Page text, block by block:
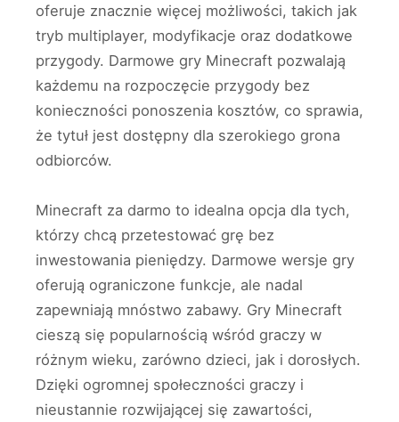
oferuje znacznie więcej możliwości, takich jak
tryb multiplayer, modyfikacje oraz dodatkowe
przygody. Darmowe gry Minecraft pozwalają
każdemu na rozpoczęcie przygody bez
konieczności ponoszenia kosztów, co sprawia,
że tytuł jest dostępny dla szerokiego grona
odbiorców.
Minecraft za darmo to idealna opcja dla tych,
którzy chcą przetestować grę bez
inwestowania pieniędzy. Darmowe wersje gry
oferują ograniczone funkcje, ale nadal
zapewniają mnóstwo zabawy. Gry Minecraft
cieszą się popularnością wśród graczy w
różnym wieku, zarówno dzieci, jak i dorosłych.
Dzięki ogromnej społeczności graczy i
nieustannie rozwijającej się zawartości,